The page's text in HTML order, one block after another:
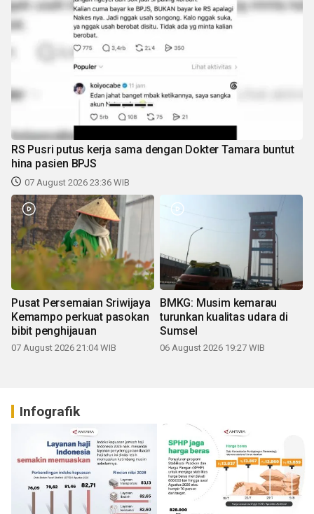
RS Pusri putus kerja sama dengan Dokter Tamara buntut
hina pasien BPJS
07 August 2026 23:36 WIB
Pusat Persemaian Sriwijaya
Kemampo perkuat pasokan
bibit penghijauan
07 August 2026 21:04 WIB
BMKG: Musim kemarau
turunkan kualitas udara di
Sumsel
06 August 2026 19:27 WIB
Infografik